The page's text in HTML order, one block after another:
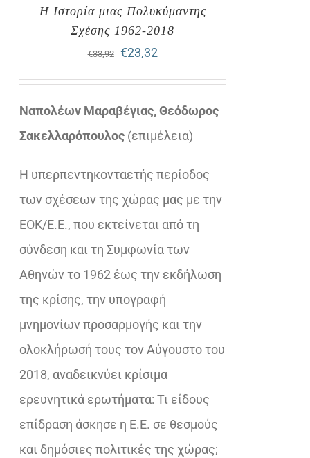
Η Ιστορία μιας Πολυκύμαντης
Σχέσης 1962-2018
€33,92
Original
price
was:
€33,92.
€23,32Η
τρέχουσα
τιμή
είναι:
Ναπολέων Μαραβέγιας, Θεόδωρος
Σακελλαρόπουλος (επιμέλεια)
Η υπερπεντηκονταετής περίοδος
των σχέσεων της χώρας μας με την
ΕΟΚ/Ε.Ε., που εκτείνεται από τη
σύνδεση και τη Συμφωνία των
Αθηνών το 1962 έως την εκδήλωση
της κρίσης, την υπογραφή
μνημονίων προσαρμογής και την
ολοκλήρωσή τους τον Αύγουστο του
2018, αναδεικνύει κρίσιμα
ερευνητικά ερωτήματα: Τι είδους
επίδραση άσκησε η Ε.Ε. σε θεσμούς
και δημόσιες πολιτικές της χώρας;